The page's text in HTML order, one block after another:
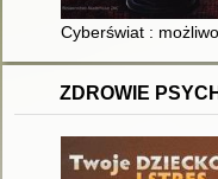
Cyberświat :
ZDROWIE